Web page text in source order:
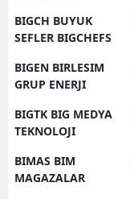
BIGCH BUYUK
SEFLER BIGCHEFS
BIGEN BIRLESIM
GRUP ENERJI
BIGTK BIG MEDYA
TEKNOLOJI
BIMAS BIM
MAGAZALAR